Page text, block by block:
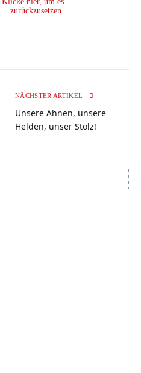
zurückzusetzen.
NÄCHSTER ARTIKEL
Unsere Ahnen, unsere
Helden, unser Stolz!